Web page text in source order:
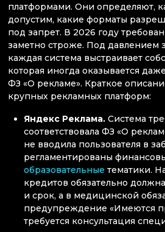
платформами. Они определяют,
допустим, какие форматы
под запрет. В 2026 году
заметно строже. Под давлением
каждая система выстраивает
которая иногда оказывается
ФЗ «О рекламе». Краткое
крупных рекламных платформ:
Яндекс Реклама. Система
соответствовала ФЗ «О
не вводила пользователя в
регламентированы
образовательные тематики.
кредитов обязательно
и срок, а в медицинской
предупреждение «Имеются
требуется консультация